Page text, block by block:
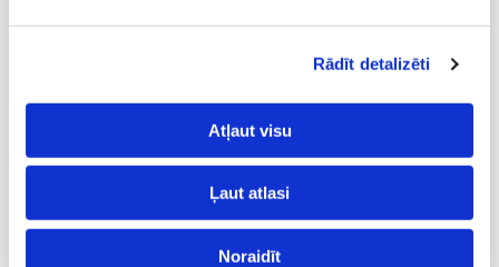
Rādīt detalizēti
Atļaut visu
Ļaut atlasi
Noraidīt
dzemdībām kopā ar Diānu Zandi tiešsaistē ZOOM.US
11.08 10:00-12:00